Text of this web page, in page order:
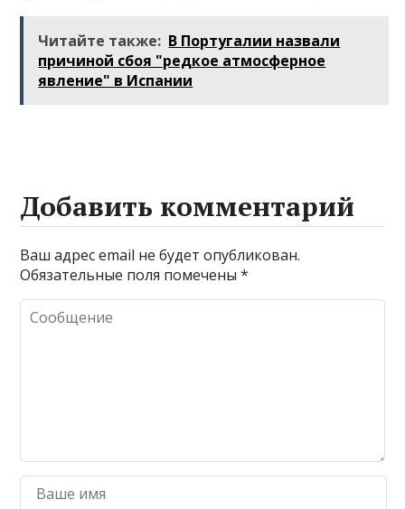
Читайте также: В Португалии назвали
причиной сбоя "редкое атмосферное
явление" в Испании
Добавить комментарий
Ваш адрес email не будет опубликован.
Обязательные поля помечены*